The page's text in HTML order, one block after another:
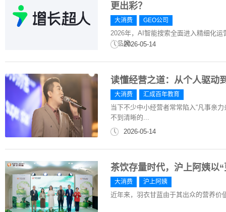
更出彩？
大消费 GEO公司
2026年，AI智能搜索全面进入精细化
为品牌...2026-05-14
读懂经营之道：从个人驱动
大消费 汇成百年教育
当下不少中小经营者常常陷入“凡事亲
不到清晰的...
2026-05-14
茶饮存量时代，沪上阿姨以
大消费 沪上阿姨
近年来，羽衣甘蓝由于其出众的营养价